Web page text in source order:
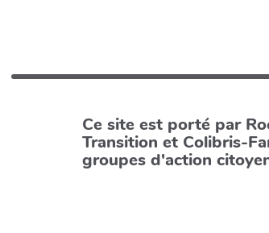
Ce site est porté par
Transition et Colibris-
groupes d'action